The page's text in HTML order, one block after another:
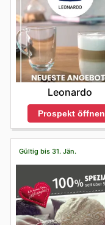
Leonardo
Prospekt öffnen
Gültig bis 31. Jän.